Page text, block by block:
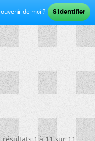
de moi ?
résultats 1 à 11 sur 11